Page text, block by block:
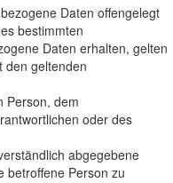
Daten offengelegt
bestimmten
Daten erhalten, gelten
den geltenden
Person, dem
oder des
abgegebene
betroffene Person zu